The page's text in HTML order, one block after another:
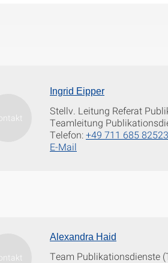
Ingrid Eipper
Stellv. Leitung Referat
Teamleitung
Telefon:+49 711 685 82523
E-Mail
Alexandra Haid
Team Publikationsdienste